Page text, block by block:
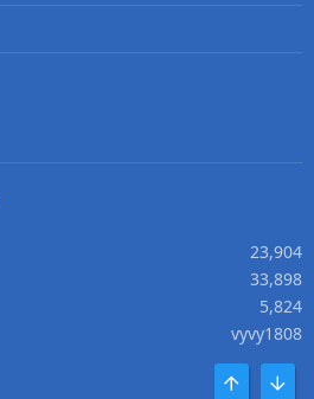
23,904
33,898
5,824
vyvy1808